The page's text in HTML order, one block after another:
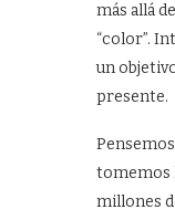
más allá
“color”.
un
presente.
tomemos
millones